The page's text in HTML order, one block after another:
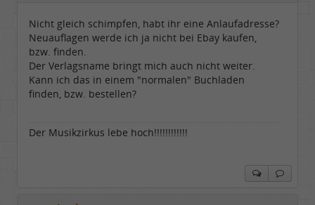
Beiträge:
17571
Dabei seit:
04 / 2006
Nicht gleich schimpfen, habt ihr eine Anlaufadresse?
Neuauflagen werde ich ja nicht bei Ebay kaufen,
bzw. finden.
Der Verlagsname bringt mich auch nicht weiter.
Kann ich das in einem "normalen" Buchladen
finden, bzw. bestellen?
Der Musikzirkus lebe hoch!!!!!!!!!!!!